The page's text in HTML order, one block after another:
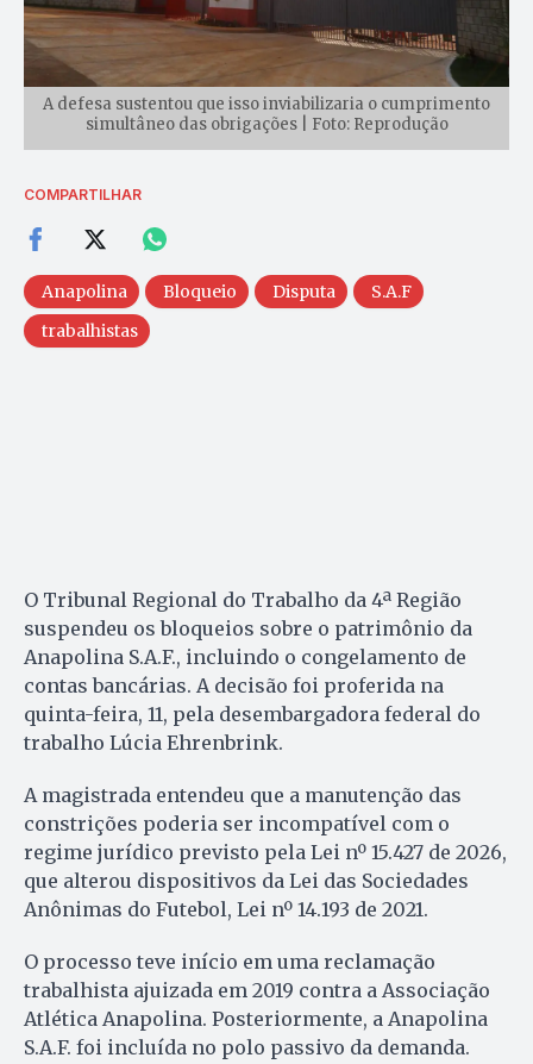
A defesa sustentou que isso inviabilizaria o cumprimento
simultâneo das obrigações | Foto: Reprodução
COMPARTILHAR
Anapolina Bloqueio Disputa
S.A.F
trabalhistas
O Tribunal Regional do Trabalho da 4ª Região
suspendeu os bloqueios sobre o patrimônio da
Anapolina S.A.F., incluindo o congelamento de
contas bancárias. A decisão foi proferida na
quinta-feira, 11, pela desembargadora federal do
trabalho Lúcia Ehrenbrink.
A magistrada entendeu que a manutenção das
constrições poderia ser incompatível com o
regime jurídico previsto pela Lei nº 15.427 de 2026,
que alterou dispositivos da Lei das Sociedades
Anônimas do Futebol, Lei nº 14.193 de 2021.
O processo teve início em uma reclamação
trabalhista ajuizada em 2019 contra a Associação
Atlética Anapolina. Posteriormente, a Anapolina
S.A.F. foi incluída no polo passivo da demanda.